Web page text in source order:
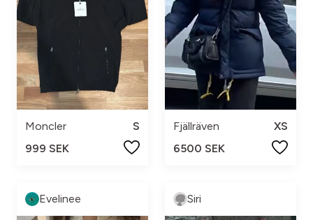
Moncler
S
999 SEK
Fjällräven
XS
6500 SEK
Evelinee Siri